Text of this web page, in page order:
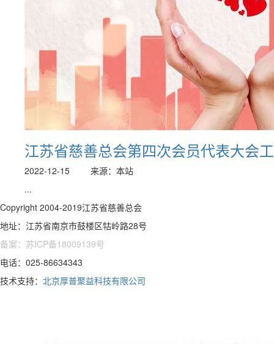
江苏省慈善总会第四次会员代表大会
2022-12-15
来源：本站
...
Copyright 2004-2019江苏省慈善总会
地址：江苏省南京市鼓楼区牯岭路28号
备案：苏ICP备18009139号
电话：025-86634343
技术支持： 北京厚普聚益科技有限公司